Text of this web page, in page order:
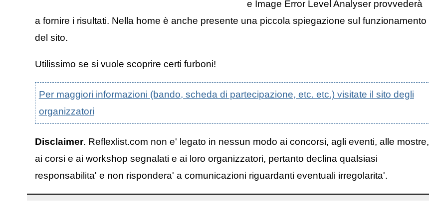
e Image Error Level Analyser provvederà
a fornire i risultati. Nella home è anche presente una piccola spiegazione sul funzionamento
del sito.
Utilissimo se si vuole scoprire certi furboni!
Per maggiori informazioni (bando, scheda di partecipazione, etc. etc.) visitate il sito degli
organizzatori
Disclaimer. Reflexlist.com non e' legato in nessun modo ai concorsi, agli eventi, alle mostre,
ai corsi e ai workshop segnalati e ai loro organizzatori, pertanto declina qualsiasi
responsabilita' e non rispondera' a comunicazioni riguardanti eventuali irregolarita'.